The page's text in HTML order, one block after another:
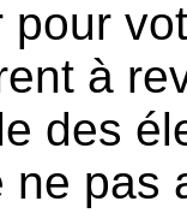
à
des
ne pas